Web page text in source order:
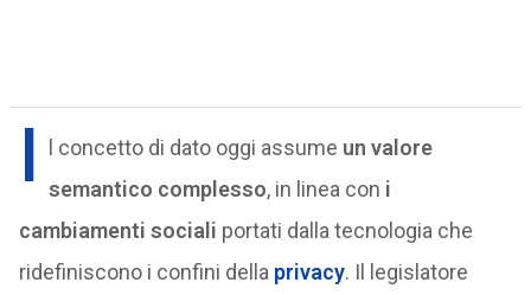
I l concetto di dato oggi assume un valore
semantico complesso, in linea con i
cambiamenti sociali portati dalla tecnologia che
ridefiniscono i confini della privacy. Il legislatore